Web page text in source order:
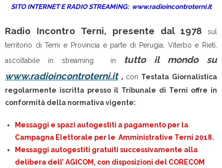
SITO INTERNET E RADIO STREAMING: www.radioincontroterni.it
Radio Incontro Terni, presente dal 1978 sul
territorio di Terni e Provincia e parte di Perugia, Viterbo e Rieti,
ascoltabile in streaming in
tutto il mondo su
www.radioincontroterni.it, con Testata Giornalistica
regolarmente iscritta presso il Tribunale di Terni offre in
conformità della normativa vigente:
Messaggi e spazi autogestiti a pagamento per la
Campagna Elettorale per le Amministrative Terni 2018.
Messaggi autogestiti gratuiti successivamente alla
delibera dell’ AGICOM, con disposizioni del CORECOM